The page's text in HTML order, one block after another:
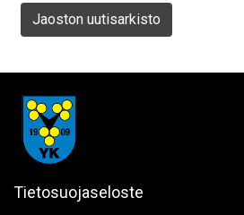
Jaoston uutisarkisto
Tietosuojaseloste